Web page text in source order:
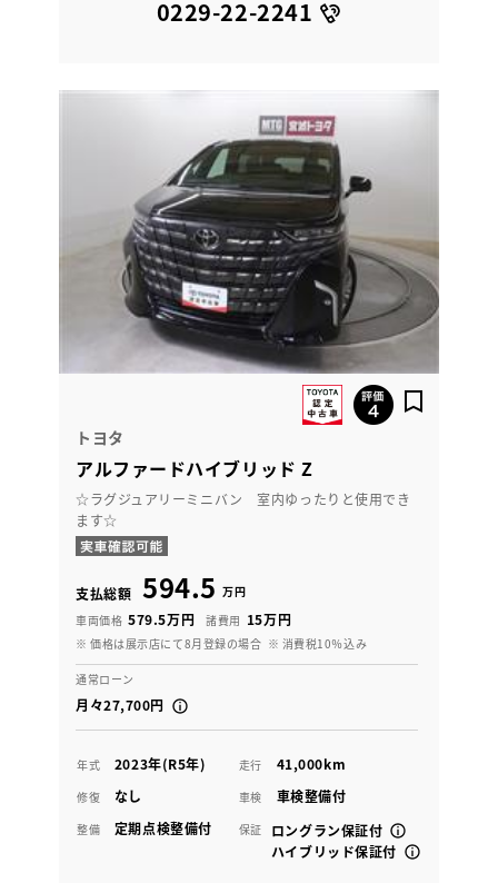
0229-22-2241
トヨタ
アルファードハイブリッド Z
☆ラグジュアリーミニバン 室内ゆったりと使用でき
ます☆
支払総額 594.5 万円
車両価格 579.5万円 諸費用 15万円
※ 価格は展示店にて8月登録の場合 ※ 消費税10％込み
通常ローン
月々27,700円
年式 2023年(R5年) 走行 41,000km
修復 なし 車検 車検整備付
整備 定期点検整備付 保証
ロングラン保証付
ハイブリッド保証付